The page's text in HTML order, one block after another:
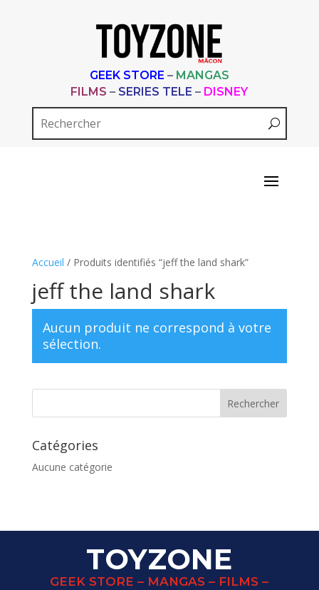
GEEK STORE – MANGAS
FILMS – SERIES TELE – DISNEY
Accueil / Produits identifiés “jeff the land shark”
jeff the land shark
Aucun produit ne correspond à votre
sélection.
Catégories
Aucune catégorie
TOYZONE
GEEK STORE – MANGAS – FILMS –